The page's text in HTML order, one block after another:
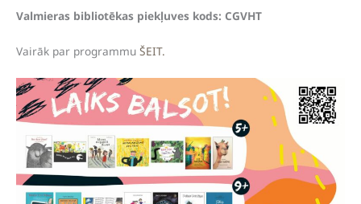
Valmieras bibliotēkas piekļuves kods: CGVHT
Vairāk par programmu ŠEIT.